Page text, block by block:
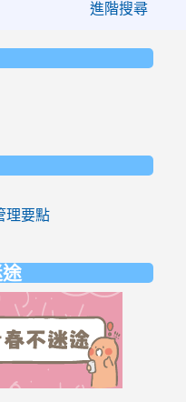
進階搜尋
理要點